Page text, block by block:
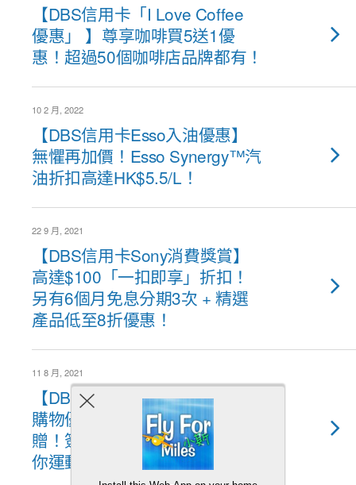
【DBS信用卡「I Love Coffee
優惠」 】尊享咖啡買5送1優
惠！超過50個咖啡店品牌都有！
10 2 月, 2022
【DBS信用卡Esso入油優惠】
無懼再加價！Esso Synergy™汽
油折扣高達HK$5.5/L！
22 9 月, 2021
【DBS信用卡Sony消費獎賞】
高達$100「一扣即享」折扣！
另有6個月免息分期3次 + 精選
產品低至8折優惠！
11 8 月, 2021
【DBS信用卡Decathlon迪卡儂
購物優惠】高達100%現金回
贈！簽$100回贈$100！免費送
你運動裝備！